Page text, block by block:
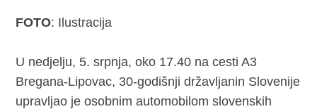
FOTO: Ilustracija
U nedjelju, 5. srpnja, oko 17.40 na cesti A3
Bregana-Lipovac, 30-godišnji državljanin Slovenije
upravljao je osobnim automobilom slovenskih